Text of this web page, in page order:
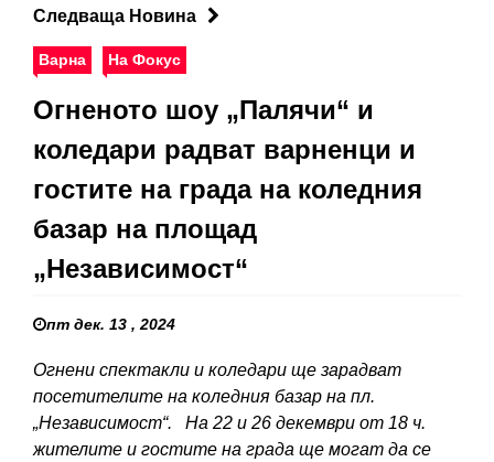
Следваща Новина
Варна На Фокус
Огненото шоу „Палячи“ и
коледари радват варненци и
гостите на града на коледния
базар на площад
„Независимост“
пт дек. 13 , 2024
Огнени спектакли и коледари ще зарадват
посетителите на коледния базар на пл.
„Независимост“. На 22 и 26 декември от 18 ч.
жителите и гостите на града ще могат да се